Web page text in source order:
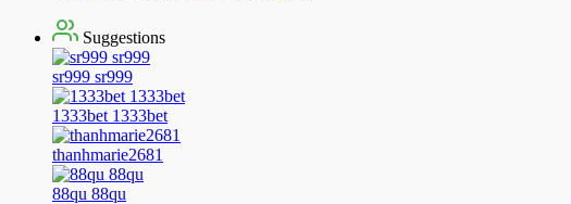
Suggestions
sr999 sr999
1333bet 1333bet
thanhmarie2681
88qu 88qu